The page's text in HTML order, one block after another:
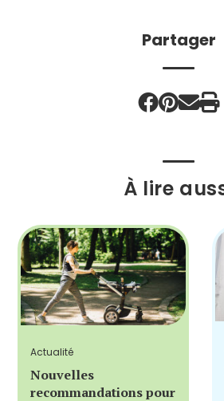
Partager
À lire
Actualité
Nouvelles
recommandations pour